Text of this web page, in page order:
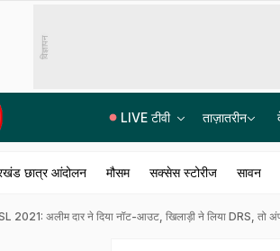
विज्ञापन
LIVE टीवी ताज़ातरीन
छात्र आंदोलन मौसम सक्सेस स्टोरीज सावन
2021: अलीम दार ने दिया नॉट-आउट, खिलाड़ी ने लिया DRS, तो